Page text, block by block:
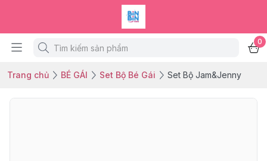
0
Trang chủ BÉ GÁI Set Bộ Bé Gái Set Bộ Jam&Jenny